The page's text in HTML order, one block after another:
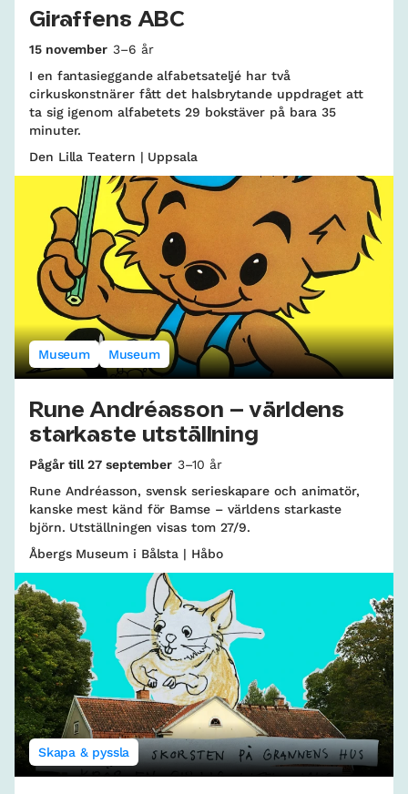
Giraffens ABC
15 november 3–6 år
I en fantasieggande alfabetsateljé har två
cirkuskonstnärer fått det halsbrytande uppdraget att
ta sig igenom alfabetets 29 bokstäver på bara 35
minuter.
Den Lilla Teatern | Uppsala
Museum Museum
Rune Andréasson – världens
starkaste utställning
Pågår till 27 september 3–10 år
Rune Andréasson, svensk serieskapare och animatör,
kanske mest känd för Bamse – världens starkaste
björn. Utställningen visas tom 27/9.
Åbergs Museum i Bålsta | Håbo
Skapa & pyssla